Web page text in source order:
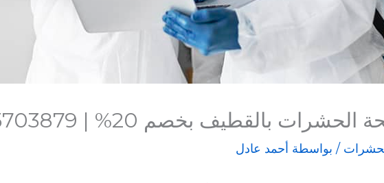
بالقطيف بخصم 20% | 0565703879
/ بواسطة أحمد عادل